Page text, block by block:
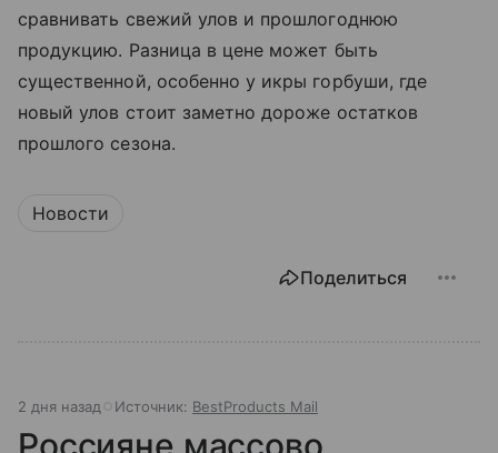
сравнивать свежий улов и прошлогоднюю
продукцию. Разница в цене может быть
существенной, особенно у икры горбуши, где
новый улов стоит заметно дороже остатков
прошлого сезона.
Новости
Поделиться
2 дня назад Источник: BestProducts Mail